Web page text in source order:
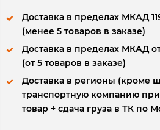
Доставка в пределах МКАД
(менее 5 товаров в заказе)
Доставка в пределах МКАД
(от 5 товаров в заказе)
Доставка в регионы (кроме
транспортную компанию при
товар + сдача груза в ТК по